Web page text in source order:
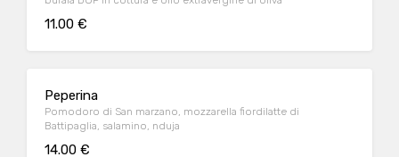
11.00 €
Peperina
Pomodoro di San marzano, mozzarella fiordilatte di
Battipaglia, salamino, nduja
14.00 €